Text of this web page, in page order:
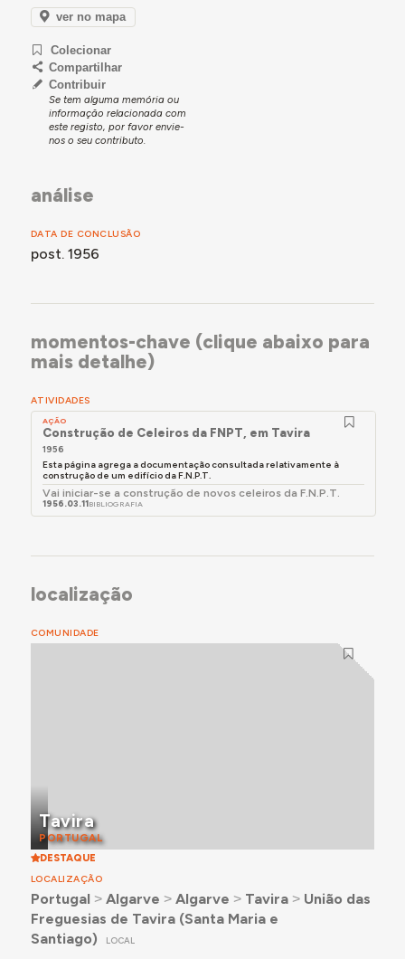
ver no mapa
Colecionar
Compartilhar
Contribuir
Se tem alguma memória ou
informação relacionada com
este registo, por favor envie-
nos o seu contributo.
análise
DATA DE CONCLUSÃO
post. 1956
momentos-chave (clique abaixo para
mais detalhe)
ATIVIDADES
AÇÃO
Construção de Celeiros da FNPT, em Tavira
1956
Esta página agrega a documentação consultada relativamente à
construção de um edifício da F.N.P.T.
Vai iniciar-se a construção de novos celeiros da F.N.P.T.
1956.03.11 BIBLIOGRAFIA
localização
COMUNIDADE
Tavira
PORTUGAL
DESTAQUE
LOCALIZAÇÃO
Portugal ˃ Algarve ˃ Algarve ˃ Tavira˃ União das
Freguesias de Tavira (Santa Maria e
Santiago)
LOCAL